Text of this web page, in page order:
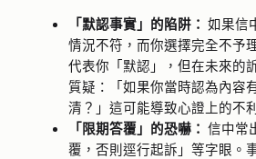
「默認事實」的陷阱： 如果信
情況不符，而你選擇完全不予
代表你「默認」，但在未來的
質疑：「如果你當時認為內容
清？」這可能導致心證上的不
「限期答覆」的恐嚇： 信中常
覆，否則逕行起訴」等字眼。